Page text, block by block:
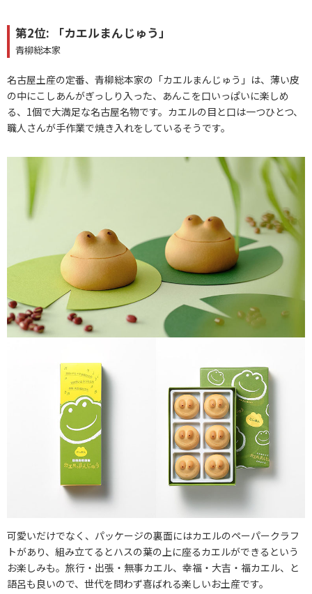
第2位: 「カエルまんじゅう」
青柳総本家
名古屋土産の定番、青柳総本家の「カエルまんじゅう」は、薄い皮
の中にこしあんがぎっしり入った、あんこを口いっぱいに楽しめ
る、1個で大満足な名古屋名物です。カエルの目と口は一つひとつ、
職人さんが手作業で焼き入れをしているそうです。
可愛いだけでなく、パッケージの裏面にはカエルのペーパークラフ
トがあり、組み立てるとハスの葉の上に座るカエルができるという
お楽しみも。旅行・出張・無事カエル、幸福・大吉・福カエル、と
語呂も良いので、世代を問わず喜ばれる楽しいお土産です。